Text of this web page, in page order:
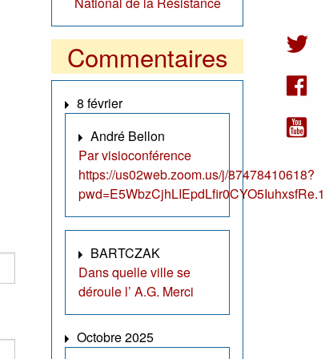
Commentaires
8 février
André Bellon
Par visioconférence
https://us02web.zoom.us/j/87478410618?
BARTCZAK
Dans quelle ville se
déroule l’ A.G. Merci
Octobre 2025